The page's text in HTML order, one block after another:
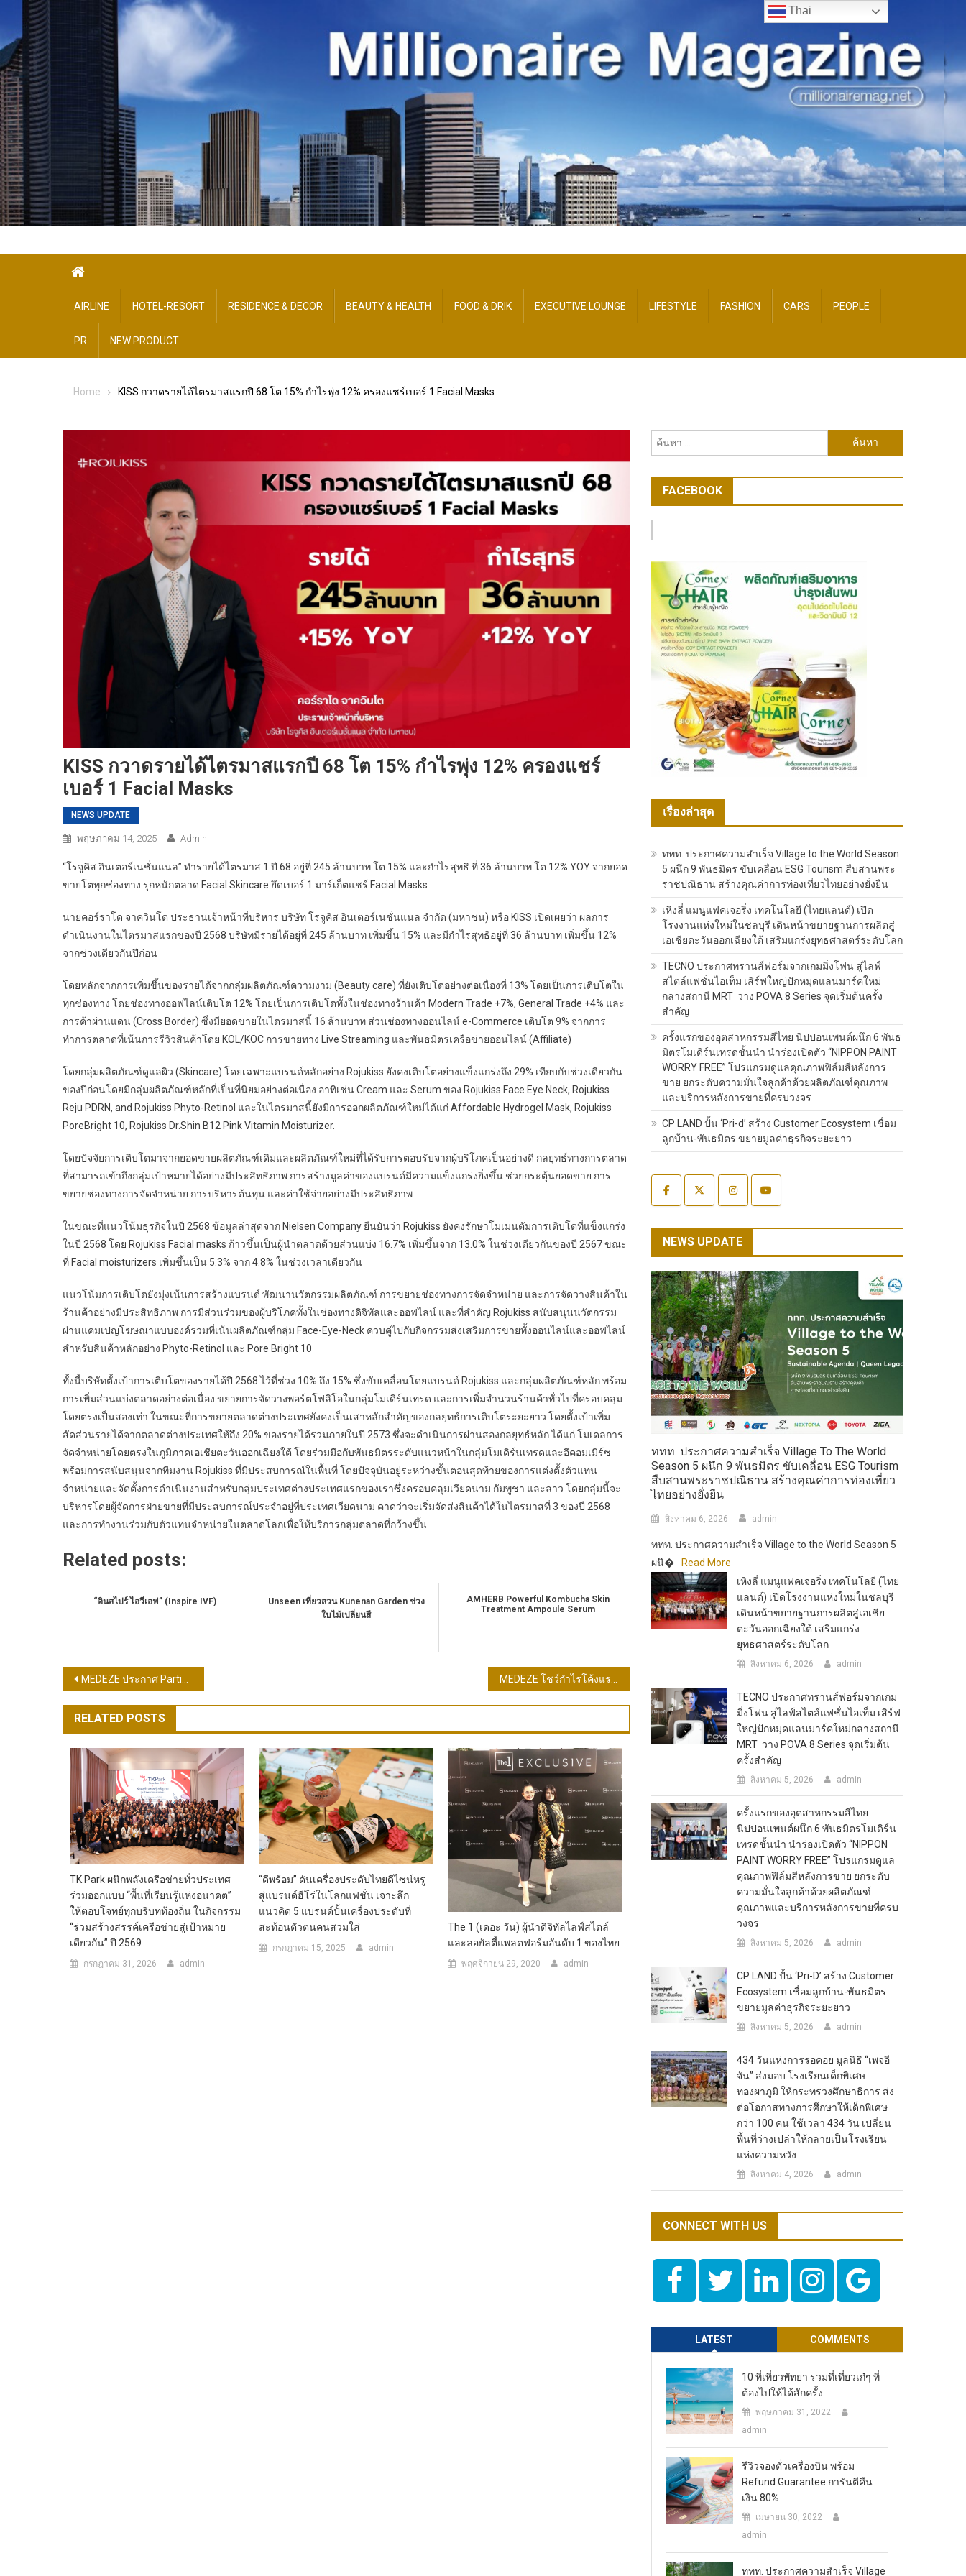
content
AIRLINE HOTEL-​RESORT RESIDENCE & DECOR BEAUTY​ & HEALTH FOOD & DRIK EXECUTIVE LOUNGE LIFESTYLE FASHION CARS PEOPLE
PR NEW​ PRODUCT​
Home KISS กวาดรายได้ไตรมาสแรกปี 68 โต 15% กำไรพุ่ง 12% ครองแชร์เบอร์ 1 Facial Masks
KISS กวาดรายได้ไตรมาสแรกปี 68 โต 15% กำไรพุ่ง 12% ครองแชร์
เบอร์ 1 Facial Masks
NEWS UPDATE
พฤษภาคม 14, 2025 Admin
“โรจูคิส อินเตอร์เนชั่นแนล” ทำรายได้ไตรมาส 1 ปี 68 อยู่ที่ 245 ล้านบาท โต 15% และกำไรสุทธิ ที่ 36 ล้านบาท โต 12% YOY จากยอด
ขายโตทุกช่องทาง รุกหนักตลาด Facial Skincare ยึดเบอร์ 1 มาร์เก็ตแชร์ Facial Masks
นายคอร์ราโด จาควินโต ประธานเจ้าหน้าที่บริหาร บริษัท โรจูคิส อินเตอร์เนชั่นแนล จำกัด (มหาชน) หรือ KISS เปิดเผยว่า ผลการ
ดำเนินงานในไตรมาสแรกของปี 2568 บริษัทมีรายได้อยู่ที่ 245 ล้านบาท เพิ่มขึ้น 15% และมีกำไรสุทธิอยู่ที่ 36 ล้านบาท เพิ่มขึ้น 12%
จากช่วงเดียวกันปีก่อน
โดยหลักจากการเพิ่มขึ้นของรายได้จากกลุ่มผลิตภัณฑ์ความงาม (Beauty care) ที่ยังเติบโตอย่างต่อเนื่องที่ 13% โดยเป็นการเติบโตใน
ทุกช่องทาง โดยช่องทางออฟไลน์เติบโต 12% โดยเป็นการเติบโตทั้งในช่องทางร้านค้า Modern Trade +7%, General Trade +4% และ
การค้าผ่านแดน (Cross Border) ซึ่งมียอดขายในไตรมาสนี้ 16 ล้านบาท ส่วนช่องทางออนไลน์ e-Commerce เติบโต 9% จากการ
ทำการตลาดที่เน้นการรีวิวสินค้าโดย KOL/KOC การขายทาง Live Streaming และพันธมิตรเครือข่ายออนไลน์ (Affiliate)
โดยกลุ่มผลิตภัณฑ์ดูแลผิว (Skincare) โดยเฉพาะแบรนด์หลักอย่าง Rojukiss ยังคงเติบโตอย่างแข็งแกร่งถึง 29% เทียบกับช่วงเดียวกัน
ของปีก่อนโดยมีกลุ่มผลิตภัณฑ์หลักที่เป็นที่นิยมอย่างต่อเนื่อง อาทิเช่น Cream และ Serum ของ Rojukiss Face Eye Neck, Rojukiss
Reju PDRN, and Rojukiss Phyto-Retinol และในไตรมาสนี้ยังมีการออกผลิตภัณฑ์ใหม่ได้แก่ Affordable Hydrogel Mask, Rojukiss
PoreBright 10, Rojukiss Dr.Shin B12 Pink Vitamin Moisturizer.
โดยปัจจัยการเติบโตมาจากยอดขายผลิตภัณฑ์เดิมและผลิตภัณฑ์ใหม่ที่ได้รับการตอบรับจากผู้บริโภคเป็นอย่างดี กลยุทธ์ทางการตลาด
ที่สามารถเข้าถึงกลุ่มเป้าหมายได้อย่างมีประสิทธิภาพ การสร้างมูลค่าของแบรนด์มีความแข็งแกร่งยิ่งขึ้น ช่วยกระตุ้นยอดขาย การ
ขยายช่องทางการจัดจำหน่าย การบริหารต้นทุน และค่าใช้จ่ายอย่างมีประสิทธิภาพ
ในขณะที่แนวโน้มธุรกิจในปี 2568 ข้อมูลล่าสุดจาก Nielsen Company ยืนยันว่า Rojukiss ยังคงรักษาโมเมนตัมการเติบโตที่แข็งแกร่ง
ในปี 2568 โดย Rojukiss Facial masks ก้าวขึ้นเป็นผู้นำตลาดด้วยส่วนแบ่ง 16.7% เพิ่มขึ้นจาก 13.0% ในช่วงเดียวกันของปี 2567 ขณะ
ที่ Facial moisturizers เพิ่มขึ้นเป็น 5.3% จาก 4.8% ในช่วงเวลาเดียวกัน
แนวโน้มการเติบโตยังมุ่งเน้นการสร้างแบรนด์ พัฒนานวัตกรรมผลิตภัณฑ์ การขยายช่องทางการจัดจำหน่าย และการจัดวางสินค้าใน
ร้านค้าอย่างมีประสิทธิภาพ การมีส่วนร่วมของผู้บริโภคทั้งในช่องทางดิจิทัลและออฟไลน์ และที่สำคัญ Rojukiss สนับสนุนนวัตกรรม
ผ่านแคมเปญโฆษณาแบบองค์รวมที่เน้นผลิตภัณฑ์กลุ่ม Face-Eye-Neck ควบคู่ไปกับกิจกรรมส่งเสริมการขายทั้งออนไลน์และออฟไลน์
สำหรับสินค้าหลักอย่าง Phyto-Retinol และ Pore Bright 10
ทั้งนี้บริษัทตั้งเป้าการเติบโตของรายได้ปี 2568 ไว้ที่ช่วง 10% ถึง 15% ซึ่งขับเคลื่อนโดยแบรนด์ Rojukiss และกลุ่มผลิตภัณฑ์หลัก พร้อม
การเพิ่มส่วนแบ่งตลาดอย่างต่อเนื่อง ขยายการจัดวางพอร์ตโฟลิโอในกลุ่มโมเดิร์นเทรด และการเพิ่มจำนวนร้านค้าทั่วไปที่ครอบคลุม
โดยตรงเป็นสองเท่า ในขณะที่การขยายตลาดต่างประเทศยังคงเป็นเสาหลักสำคัญของกลยุทธ์การเติบโตระยะยาว โดยตั้งเป้าเพิ่ม
สัดส่วนรายได้จากตลาดต่างประเทศให้ถึง 20% ของรายได้รวมภายในปี 2573 ซึ่งจะดำเนินการผ่านสองกลยุทธ์หลัก ได้แก่ โมเดลการ
จัดจำหน่ายโดยตรงในภูมิภาคเอเชียตะวันออกเฉียงใต้ โดยร่วมมือกับพันธมิตรระดับแนวหน้าในกลุ่มโมเดิร์นเทรดและอีคอมเมิร์ซ
พร้อมการสนับสนุนจากทีมงาน Rojukiss ที่มีประสบการณ์ในพื้นที่ โดยปัจจุบันอยู่ระหว่างขั้นตอนสุดท้ายของการแต่งตั้งตัวแทน
จำหน่ายและจัดตั้งการดำเนินงานสำหรับกลุ่มประเทศต่างประเทศแรกของเราซึ่งครอบคลุมเวียดนาม กัมพูชา และลาว โดยกลุ่มนี้จะ
บริหารโดยผู้จัดการฝ่ายขายที่มีประสบการณ์ประจำอยู่ที่ประเทศเวียดนาม คาดว่าจะเริ่มจัดส่งสินค้าได้ในไตรมาสที่ 3 ของปี 2568
และการทำงานร่วมกับตัวแทนจำหน่ายในตลาดโลกเพื่อให้บริการกลุ่มตลาดที่กว้างขึ้น
Related posts:
“อินสไปร์ ไอวีเอฟ” (Inspire IVF)
Unseen เที่ยวสวน Kunenan Garden ช่วง
ใบไม้เปลี่ยนสี
AMHERB Powerful Kombucha Skin
Treatment Ampoule Serum
แนะแนว
เรื่อง
MEDEZE ประกาศ Partial Offer เพื่อซื้อหุ้น “Cordlife” สิงคโปร์ 10% เสริมแกร่งให้บริการ “เซลล์ต้นกำเนิด” ระดับภูมิภาค MEDEZE โชว์กำไรโค้งแรกปี 68 โต 27% รายได้โต 20% ดีมานด์จัดเก็บเซลล์ต้นกำเนิดสูง หนุนทุกธุรกิจขยายตัว
RELATED POSTS
TK Park ผนึกพลังเครือข่ายทั่วประเทศ
ร่วมออกแบบ “พื้นที่เรียนรู้แห่งอนาคต”
ให้ตอบโจทย์ทุกบริบทท้องถิ่น ในกิจกรรม
“ร่วมสร้างสรรค์เครือข่ายสู่เป้าหมาย
เดียวกัน” ปี 2569
กรกฎาคม 31, 2026 admin
“ดีพร้อม” ดันเครื่องประดับไทยดีไซน์หรู
สู่แบรนด์ฮีโร่ในโลกแฟชั่น เจาะลึก
แนวคิด 5 แบรนด์ปั้นเครื่องประดับที่
สะท้อนตัวตนคนสวมใส่
กรกฎาคม 15, 2025 admin
The 1 (เดอะ วัน) ผู้นำดิจิทัลไลฟ์สไตล์
และลอยัลตี้แพลตฟอร์มอันดับ 1 ของไทย
พฤศจิกายน 29, 2020 admin
สำหรับ:
FACEBOOK
เรื่องล่าสุด
ททท. ประกาศความสำเร็จ Village to the World Season
5 ผนึก 9 พันธมิตร ขับเคลื่อน ESG Tourism สืบสานพระ
ราชปณิธาน สร้างคุณค่าการท่องเที่ยวไทยอย่างยั่งยืน
เหิงลี่ แมนูแฟคเจอริ่ง เทคโนโลยี (ไทยแลนด์) เปิด
โรงงานแห่งใหม่ในชลบุรี เดินหน้าขยายฐานการผลิตสู่
เอเชียตะวันออกเฉียงใต้ เสริมแกร่งยุทธศาสตร์ระดับโลก
TECNO ประกาศทรานส์ฟอร์มจากเกมมิ่งโฟน สู่ไลฟ์
สไตล์แฟชั่นไอเท็ม เสิร์ฟใหญ่ปักหมุดแลนมาร์คใหม่
กลางสถานี MRT วาง POVA 8 Series จุดเริ่มต้นครั้ง
สำคัญ
ครั้งแรกของอุตสาหกรรมสีไทย นิปปอนเพนต์ผนึก 6 พันธ
มิตรโมเดิร์นเทรดชั้นนำ นำร่องเปิดตัว “NIPPON PAINT
WORRY FREE” โปรแกรมดูแลคุณภาพฟิล์มสีหลังการ
ขาย ยกระดับความมั่นใจลูกค้าด้วยผลิตภัณฑ์คุณภาพ
และบริการหลังการขายที่ครบวงจร
CP LAND ปั้น ‘Pri-d’ สร้าง Customer Ecosystem เชื่อม
ลูกบ้าน-พันธมิตร ขยายมูลค่าธุรกิจระยะยาว
NEWS UPDATE
ททท. ประกาศความสำเร็จ Village To The World
Season 5 ผนึก 9 พันธมิตร ขับเคลื่อน ESG Tourism
สืบสานพระราชปณิธาน สร้างคุณค่าการท่องเที่ยว
ไทยอย่างยั่งยืน
สิงหาคม 6, 2026 admin
ททท. ประกาศความสำเร็จ Village to the World Season 5
ผนึ�
Read More
เหิงลี่ แมนูแฟคเจอริ่ง เทคโนโลยี (ไทย
แลนด์) เปิดโรงงานแห่งใหม่ในชลบุรี
เดินหน้าขยายฐานการผลิตสู่เอเชีย
ตะวันออกเฉียงใต้ เสริมแกร่ง
ยุทธศาสตร์ระดับโลก
สิงหาคม 6, 2026 admin
TECNO ประกาศทรานส์ฟอร์มจากเกม
มิ่งโฟน สู่ไลฟ์สไตล์แฟชั่นไอเท็ม เสิร์ฟ
ใหญ่ปักหมุดแลนมาร์คใหม่กลางสถานี
MRT วาง POVA 8 Series จุดเริ่มต้น
ครั้งสำคัญ
สิงหาคม 5, 2026 admin
ครั้งแรกของอุตสาหกรรมสีไทย
นิปปอนเพนต์ผนึก 6 พันธมิตรโมเดิร์น
เทรดชั้นนำ นำร่องเปิดตัว “NIPPON
PAINT WORRY FREE” โปรแกรมดูแล
คุณภาพฟิล์มสีหลังการขาย ยกระดับ
ความมั่นใจลูกค้าด้วยผลิตภัณฑ์
คุณภาพและบริการหลังการขายที่ครบ
วงจร
สิงหาคม 5, 2026 admin
CP LAND ปั้น ‘Pri-D’ สร้าง Customer
Ecosystem เชื่อมลูกบ้าน-พันธมิตร
ขยายมูลค่าธุรกิจระยะยาว
สิงหาคม 5, 2026 admin
434 วันแห่งการรอคอย มูลนิธิ “เพจอี
จัน” ส่งมอบ โรงเรียนเด็กพิเศษ
ทองผาภูมิ ให้กระทรวงศึกษาธิการ ส่ง
ต่อโอกาสทางการศึกษาให้เด็กพิเศษ
กว่า 100 คน ใช้เวลา 434 วัน เปลี่ยน
พื้นที่ว่างเปล่าให้กลายเป็นโรงเรียน
แห่งความหวัง
สิงหาคม 4, 2026 admin
CONNECT WITH US
LATEST COMMENTS
10 ที่เที่ยวพัทยา รวมที่เที่ยวเก๋ๆ ที่
ต้องไปให้ได้สักครั้ง
พฤษภาคม 31, 2022
admin
รีวิวจองตั๋วเครื่องบิน พร้อม
Refund Guarantee การันตีคืน
เงิน 80%
เมษายน 30, 2022
admin
ททท. ประกาศความสำเร็จ Village
Thai